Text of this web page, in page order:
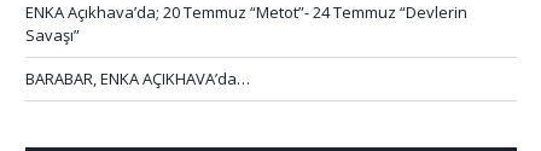
ENKA Açıkhava’da; 20 Temmuz “Metot”- 24 Temmuz “Devlerin
Savaşı”
BARABAR, ENKA AÇIKHAVA’da…